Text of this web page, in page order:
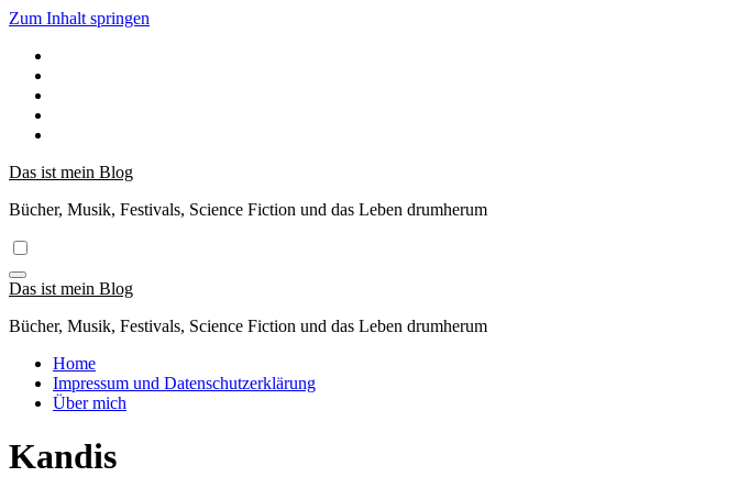
Zum Inhalt springen
Das ist mein Blog
Bücher, Musik, Festivals, Science Fiction und das Leben drumherum
Das ist mein Blog
Bücher, Musik, Festivals, Science Fiction und das Leben drumherum
Home
Impressum und Datenschutzerklärung
Über mich
Kandis